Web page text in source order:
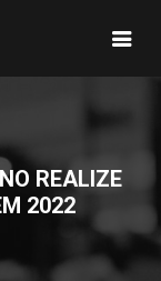
REALIZE
2022